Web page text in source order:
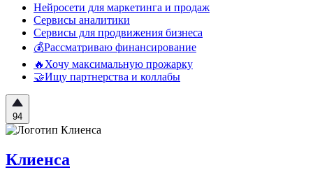
Нейросети для маркетинга и продаж
Сервисы аналитики
Сервисы для продвижения бизнеса
💰Рассматриваю финансирование
🔥Хочу максимальную прожарку
🤝Ищу партнерства и коллабы
94
Клиенса